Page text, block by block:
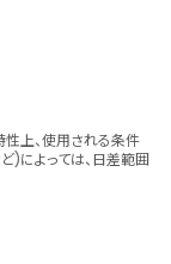
ド色)
上、使用される条件
)によっては、日差範囲